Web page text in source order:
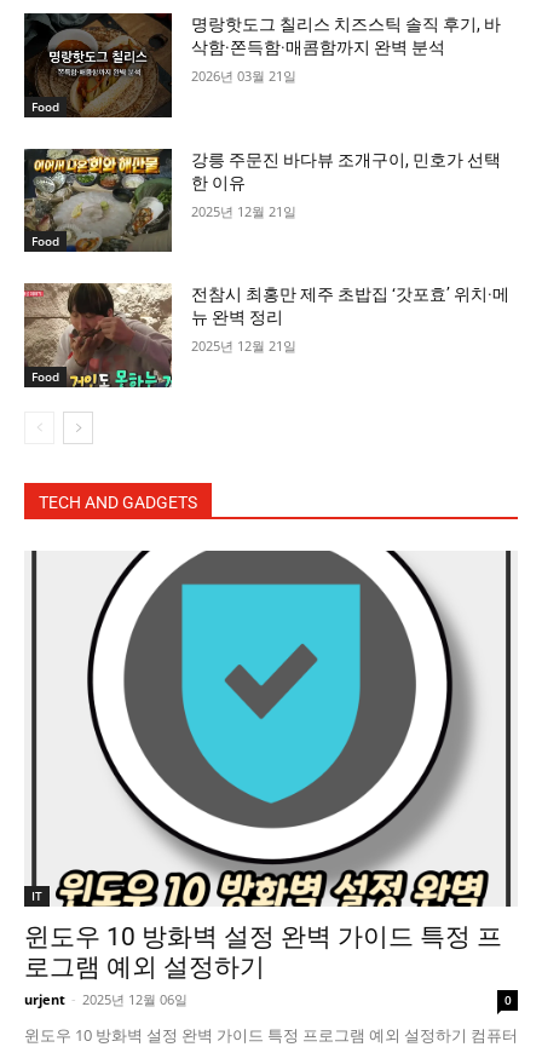
Food
명랑핫도그 칠리스 치즈스틱 솔직 후기, 바
삭함·쫀득함·매콤함까지 완벽 분석
2026년 03월 21일
Food
강릉 주문진 바다뷰 조개구이, 민호가 선택
한 이유
2025년 12월 21일
Food
전참시 최홍만 제주 초밥집 ‘갓포효’ 위치·메
뉴 완벽 정리
2025년 12월 21일
TECH AND GADGETS
IT
윈도우 10 방화벽 설정 완벽 가이드 특정 프
로그램 예외 설정하기
urjent - 2025년 12월 06일 0
윈도우 10 방화벽 설정 완벽 가이드 특정 프로그램 예외 설정하기 컴퓨터